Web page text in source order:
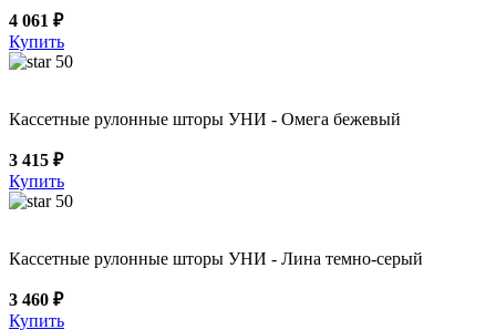
4 061 ₽
Купить
50
Кассетные рулонные шторы УНИ - Омега бежевый
3 415 ₽
Купить
50
Кассетные рулонные шторы УНИ - Лина темно-серый
3 460 ₽
Купить